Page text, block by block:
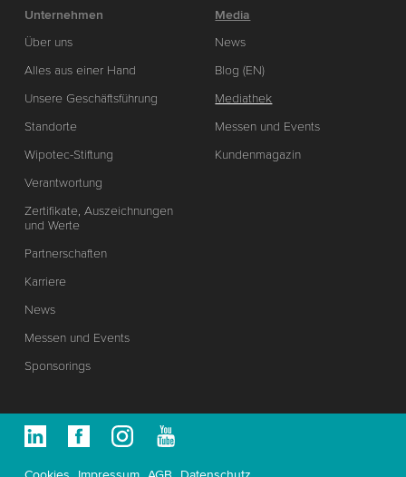
Unternehmen
Über uns
Alles aus einer Hand
Unsere Geschäftsführung
Standorte
Wipotec-Stiftung
Verantwortung
Zertifikate, Auszeichnungen
und Werte
Partnerschaften
Karriere
News
Messen und Events
Sponsorings
Media
News
Blog (EN)
Mediathek
Messen und Events
Kundenmagazin